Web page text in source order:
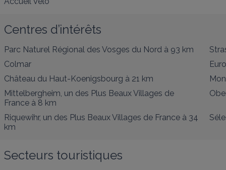
Centres d’intérêts
Parc Naturel Régional des Vosges du Nord à 93 km
Colmar
Château du Haut-Koenigsbourg à 21 km
Mittelbergheim, un des Plus Beaux Villages de
France à 8 km
Riquewihr, un des Plus Beaux Villages de France à 34
km
Secteurs touristiques